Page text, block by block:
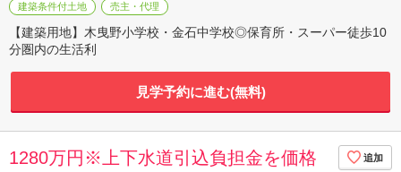
建築条件付土地 売主・代理
【建築用地】木曳野小学校・金石中学校◎保育所・スーパー徒歩10
分圏内の生活利
見学予約に進む(無料)
1280万円※上下水道引込負担金を価格